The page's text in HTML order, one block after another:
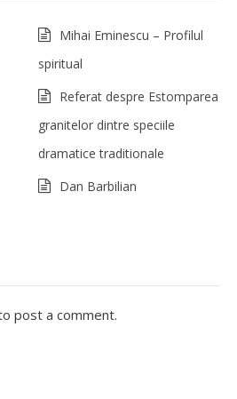
Mihai Eminescu – Profilul
spiritual
Referat despre Estomparea
granitelor dintre speciile
dramatice traditionale
Dan Barbilian
post a comment.